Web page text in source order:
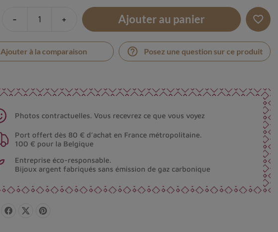
- + Ajouter au panier favorite_border
Ajouter à la comparaison help_outline Posez une question sur ce produit
Photos contractuelles. Vous recevrez ce que vous voyez
Port offert dès 80 € d’achat en France métropolitaine.
100 € pour la Belgique
Entreprise éco-responsable.
Bijoux argent fabriqués sans émission de gaz carbonique